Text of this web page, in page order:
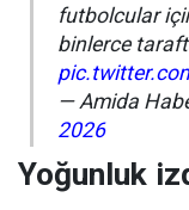
futbolcular
binlerce
— Amida
2026
Yoğunluk